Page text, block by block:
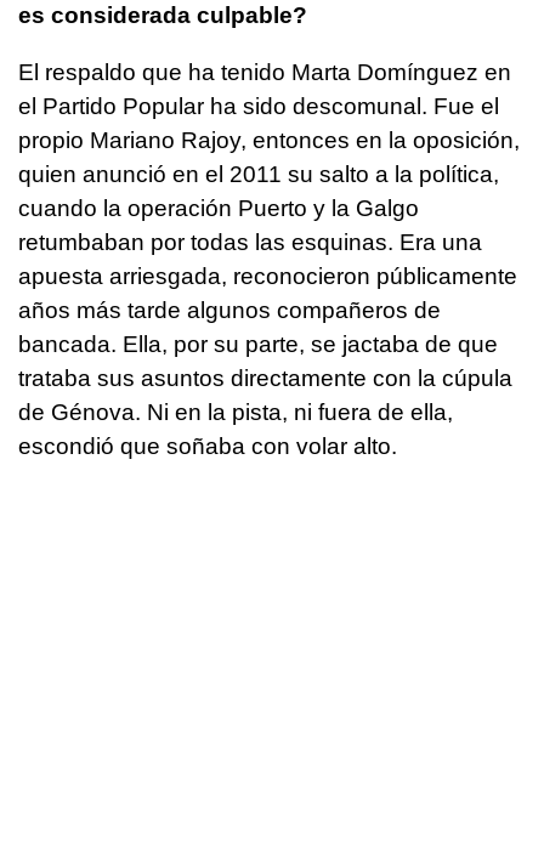
es considerada culpable?
El respaldo que ha tenido Marta Domínguez en
el Partido Popular ha sido descomunal. Fue el
propio Mariano Rajoy, entonces en la oposición,
quien anunció en el 2011 su salto a la política,
cuando la operación Puerto y la Galgo
retumbaban por todas las esquinas. Era una
apuesta arriesgada, reconocieron públicamente
años más tarde algunos compañeros de
bancada. Ella, por su parte, se jactaba de que
trataba sus asuntos directamente con la cúpula
de Génova. Ni en la pista, ni fuera de ella,
escondió que soñaba con volar alto.